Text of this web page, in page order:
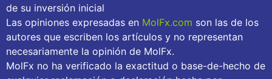
de su inversión inicial
Las opiniones expresadas en MolFx.com son las de los
autores que escriben los artículos y no representan
necesariamente la opinión de MolFx.
MolFx no ha verificado la exactitud o base-de-hecho de